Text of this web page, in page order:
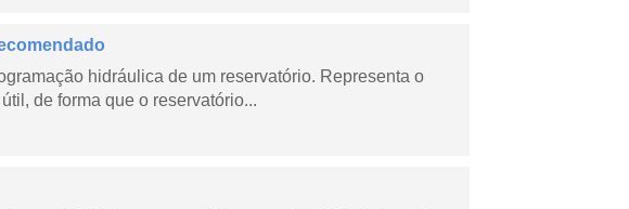
hidráulica de um reservatório. Representa o
de forma que o reservatório...